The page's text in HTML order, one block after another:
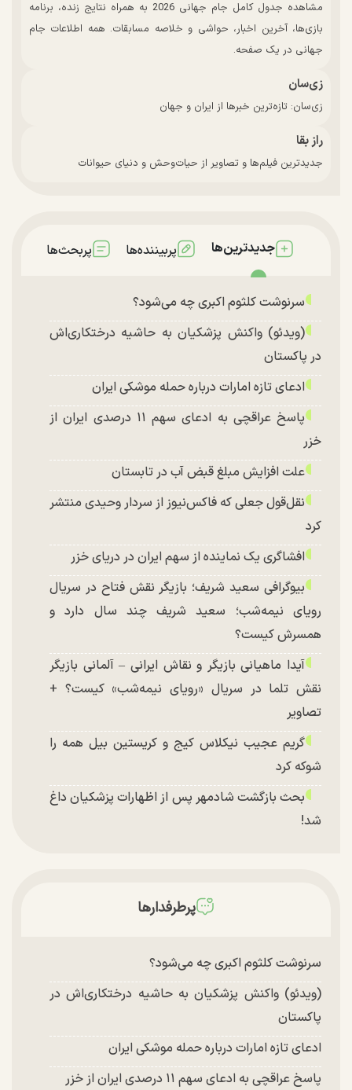
مشاهده جدول کامل جام جهانی 2026 به همراه نتایج زنده، برنامه
بازی‌ها، آخرین اخبار، حواشی و خلاصه مسابقات. همه اطلاعات جام
جهانی در یک صفحه.
زی‌سان
زی‌سان: تازه‌ترین خبرها از ایران و جهان
راز بقا
جدیدترین فیلم‌ها و تصاویر از حیات‌وحش و دنیای حیوانات
جدیدترین‌ها پربیننده‌ها پربحث‌ها
سرنوشت کلثوم اکبری چه می‌شود؟
(ویدئو) واکنش پزشکیان به حاشیه درختکاری‌اش
در پاکستان
ادعای تازه امارات درباره حمله موشکی ایران
پاسخ عراقچی به ادعای سهم ۱۱ درصدی ایران از
خزر
علت افزایش مبلغ قبض آب در تابستان
نقل‌قول جعلی که فاکس‌نیوز از سردار وحیدی منتشر
کرد
افشاگری یک نماینده از سهم ایران در دریای خزر
بیوگرافی سعید شریف؛ بازیگر نقش فتاح در سریال
رویای نیمه‌شب؛ سعید شریف چند سال دارد و
همسرش کیست؟
آیدا ماهیانی بازیگر و نقاش ایرانی – آلمانی بازیگر
نقش تلما در سریال «رویای نیمه‌شب» کیست؟ +
تصاویر
گریم عجیب نیکلاس کیج و کریستین بیل همه را
شوکه کرد
بحث بازگشت شادمهر پس از اظهارات پزشکیان داغ
شد!
توافق با آمریکا در انتظار تایید نهایی شعام؟
شد
پرطرفدارها
سرنوشت کلثوم اکبری چه می‌شود؟
(ویدئو) واکنش پزشکیان به حاشیه درختکاری‌اش در
پاکستان
ادعای تازه امارات درباره حمله موشکی ایران
پاسخ عراقچی به ادعای سهم ۱۱ درصدی ایران از خزر